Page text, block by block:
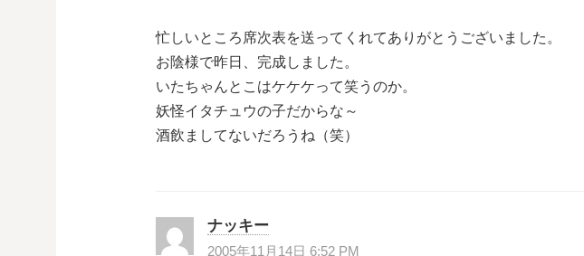
忙しいところ席次表を送ってくれてありがとうございました。
お陰様で昨日、完成しました。
いたちゃんとこはケケケって笑うのか。
妖怪イタチュウの子だからな～
酒飲ましてないだろうね（笑）
ナッキー
2005年11月14日 6:52 PM